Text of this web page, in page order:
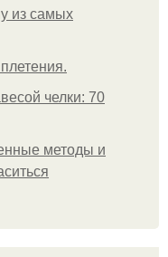
из самых
челки: 70
методы и